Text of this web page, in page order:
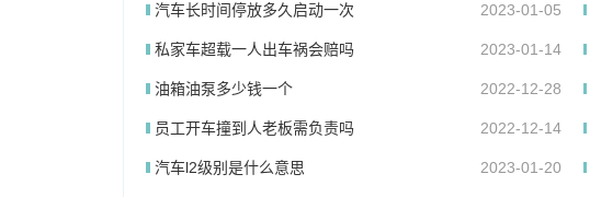
汽车长时间停放多久启动一次 2023-01-05
私家车超载一人出车祸会赔吗 2023-01-14
油箱油泵多少钱一个 2022-12-28
员工开车撞到人老板需负责吗 2022-12-14
汽车l2级别是什么意思 2023-01-20